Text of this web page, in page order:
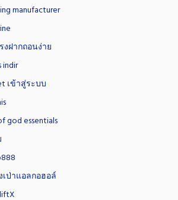
manufacturer
งฝากถอนง่าย
indir
เข้าสู่ระบบ
god essentials
เป่าแอลกอฮอล์